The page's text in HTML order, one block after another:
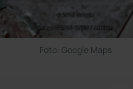
Foto: Google Maps